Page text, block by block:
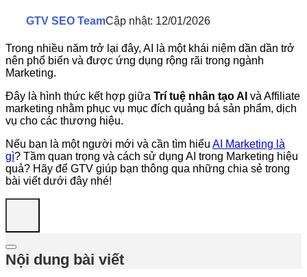
GTV SEO TeamCập nhật: 12/01/2026
Trong nhiều năm trở lại đây, AI là một khái niệm dần dần trở
nên phổ biến và được ứng dụng rộng rãi trong ngành
Marketing.
Đây là hình thức kết hợp giữa Trí tuệ nhân tạo AI và Affiliate
marketing nhằm phục vụ mục đích quảng bá sản phẩm, dịch
vụ cho các thương hiệu.
Nếu bạn là một người mới và cần tìm hiểu AI Marketing là
gì? Tầm quan trọng và cách sử dụng AI trong Marketing hiệu
quả? Hãy để GTV giúp bạn thông qua những chia sẻ trong
bài viết dưới đây nhé!
Nội dung bài viết